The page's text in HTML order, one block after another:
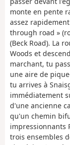
monte en pente
assez
through road »
(Beck Road). La
Woods et
marchant, tu
une aire de
tu arrives à
immédiatement
d'une ancienne
qu'un chemin
impressionnants
trois ensembles